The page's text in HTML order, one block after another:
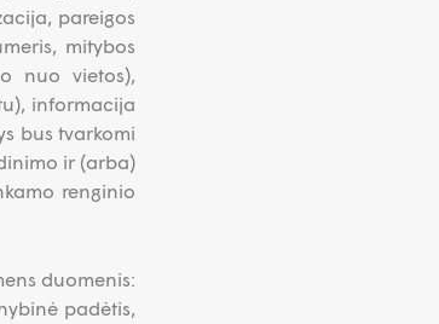
pareigos
mitybos
nuo vietos),
informacija
bus tvarkomi
ir (arba)
renginio
duomenis:
padėtis,